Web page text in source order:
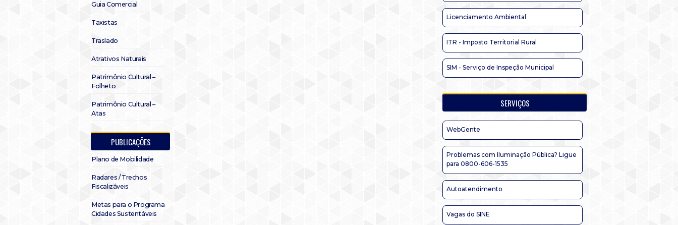
Guia Comercial
Taxistas
Traslado
Atrativos Naturais
Patrimônio Cultural –
Folheto
Patrimônio Cultural –
Atas
PUBLICAÇÕES
Plano de Mobilidade
Radares / Trechos
Fiscalizáveis
Metas para o Programa
Cidades Sustentáveis
Licenciamento Ambiental
ITR - Imposto Territorial Rural
SIM - Serviço de Inspeção Municipal
SERVIÇOS
WebGente
Problemas com Iluminação Pública? Ligue
para 0800-606-1535
Autoatendimento
Vagas do SINE